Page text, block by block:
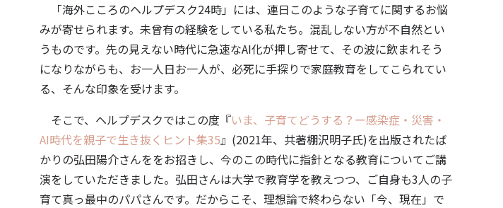
「海外こころのヘルプデスク24時」には、連日このような子育てに関するお悩
みが寄せられます。未曾有の経験をしている私たち。混乱しない方が不自然とい
うものです。先の見えない時代に急速なAI化が押し寄せて、その波に飲まれそう
になりながらも、お一人日お一人が、必死に手探りで家庭教育をしてこられてい
る、そんな印象を受けます。
そこで、ヘルプデスクではこの度『いま、子育てどうする？ー感染症・災害・
AI時代を親子で生き抜くヒント集35』(2021年、共著棚沢明子氏)を出版されたば
かりの弘田陽介さんををお招きし、今のこの時代に指針となる教育についてご講
演をしていただきました。弘田さんは大学で教育学を教えつつ、ご自身も3人の子
育て真っ最中のパパさんです。だからこそ、理想論で終わらない「今、現在」で